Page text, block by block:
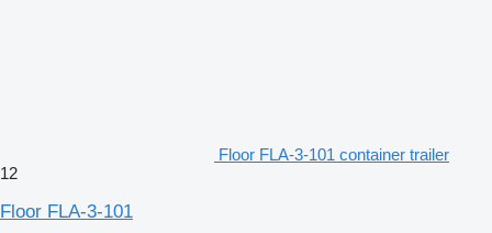
Floor FLA-3-101 container trailer
12
Floor FLA-3-101